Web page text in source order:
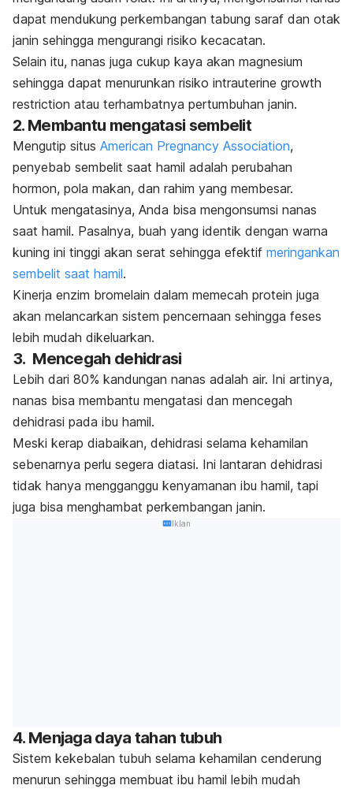
dapat mendukung perkembangan tabung saraf dan otak
janin sehingga mengurangi risiko kecacatan.
Selain itu, nanas juga cukup kaya akan magnesium
sehingga dapat menurunkan risiko intrauterine growth
restriction atau terhambatnya pertumbuhan janin.
2. Membantu mengatasi sembelit
Mengutip situs American Pregnancy Association,
penyebab sembelit saat hamil adalah perubahan
hormon, pola makan, dan rahim yang membesar.
Untuk mengatasinya, Anda bisa mengonsumsi nanas
saat hamil. Pasalnya, buah yang identik dengan warna
kuning ini tinggi akan serat sehingga efektif meringankan
sembelit saat hamil.
Kinerja enzim bromelain dalam memecah protein juga
akan melancarkan sistem pencernaan sehingga feses
lebih mudah dikeluarkan.
3. Mencegah dehidrasi
Lebih dari 80% kandungan nanas adalah air. Ini artinya,
nanas bisa membantu mengatasi dan mencegah
dehidrasi pada ibu hamil.
Meski kerap diabaikan, dehidrasi selama kehamilan
sebenarnya perlu segera diatasi. Ini lantaran dehidrasi
tidak hanya mengganggu kenyamanan ibu hamil, tapi
juga bisa menghambat perkembangan janin.
Iklan
4. Menjaga daya tahan tubuh
Sistem kekebalan tubuh selama kehamilan cenderung
menurun sehingga membuat ibu hamil lebih mudah